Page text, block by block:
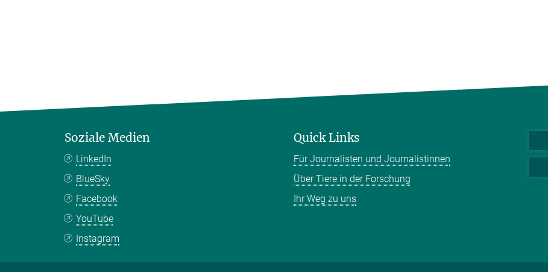
Soziale Medien
LinkedIn
BlueSky
Facebook
YouTube
Instagram
Quick Links
Für Journalisten und Journalistinnen
Über Tiere in der Forschung
Ihr Weg zu uns